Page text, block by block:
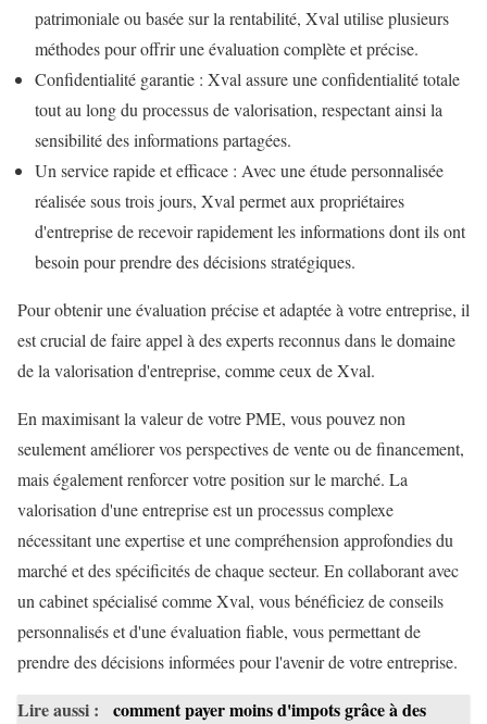
patrimoniale ou basée sur la rentabilité, Xval utilise plusieurs
méthodes pour offrir une évaluation complète et précise.
Confidentialité garantie : Xval assure une confidentialité totale
tout au long du processus de valorisation, respectant ainsi la
sensibilité des informations partagées.
Un service rapide et efficace : Avec une étude personnalisée
réalisée sous trois jours, Xval permet aux propriétaires
d'entreprise de recevoir rapidement les informations dont ils ont
besoin pour prendre des décisions stratégiques.
Pour obtenir une évaluation précise et adaptée à votre entreprise, il
est crucial de faire appel à des experts reconnus dans le domaine
de la valorisation d'entreprise, comme ceux de Xval.
En maximisant la valeur de votre PME, vous pouvez non
seulement améliorer vos perspectives de vente ou de financement,
mais également renforcer votre position sur le marché. La
valorisation d'une entreprise est un processus complexe
nécessitant une expertise et une compréhension approfondies du
marché et des spécificités de chaque secteur. En collaborant avec
un cabinet spécialisé comme Xval, vous bénéficiez de conseils
personnalisés et d'une évaluation fiable, vous permettant de
prendre des décisions informées pour l'avenir de votre entreprise.
Lire aussi : comment payer moins d'impots grâce à des